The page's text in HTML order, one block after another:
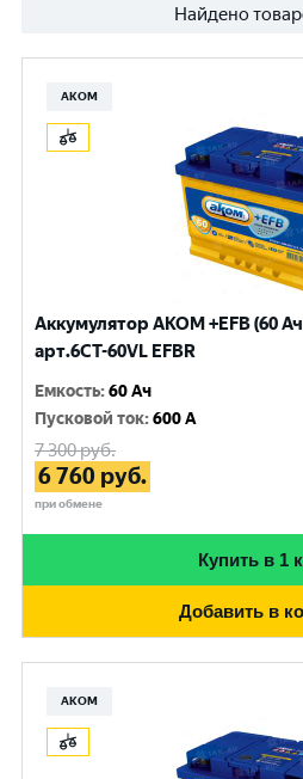
Найдено
АКОМ
Аккумулятор AKOM +EFB (60
арт.6CТ-60VL EFBR
Емкость:60 Ач
Пусковой ток:600 A
7 300руб.
6 760 руб.
при обмене
Купить в 1
Добавить в
АКОМ